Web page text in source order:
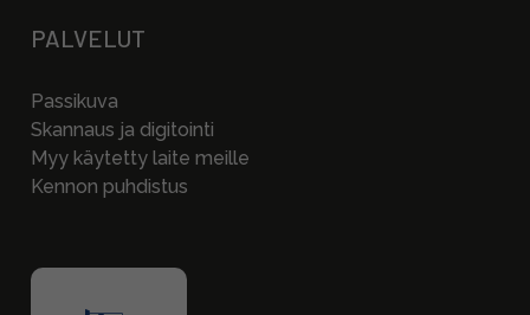
PALVELUT
Passikuva
Skannaus ja digitointi
Myy käytetty laite meille
Kennon puhdistus